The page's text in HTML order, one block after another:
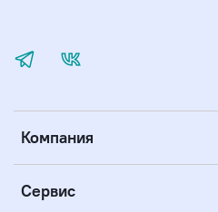
Компания
Сервис